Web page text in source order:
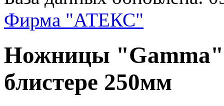
Фирма "АТЕКС"
Ножницы "Gamma"
блистере 250мм